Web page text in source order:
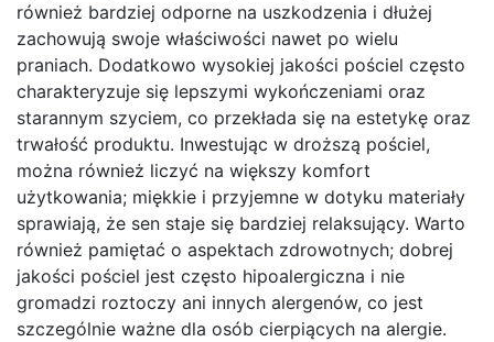
również bardziej odporne na uszkodzenia i dłużej
zachowują swoje właściwości nawet po wielu
praniach. Dodatkowo wysokiej jakości pościel często
charakteryzuje się lepszymi wykończeniami oraz
starannym szyciem, co przekłada się na estetykę oraz
trwałość produktu. Inwestując w droższą pościel,
można również liczyć na większy komfort
użytkowania; miękkie i przyjemne w dotyku materiały
sprawiają, że sen staje się bardziej relaksujący. Warto
również pamiętać o aspektach zdrowotnych; dobrej
jakości pościel jest często hipoalergiczna i nie
gromadzi roztoczy ani innych alergenów, co jest
szczególnie ważne dla osób cierpiących na alergie.